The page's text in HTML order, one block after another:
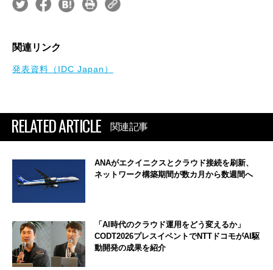
関連リンク
発表資料（IDC Japan）
RELATED ARTICLE 関連記事
ANAがエクイニクスとクラウド接続を刷新、
ネットワーク構築期間が数カ月から数週間へ
「AI時代のクラウド運用をどう変えるか」
CODT2026プレスイベントでNTTドコモがAI駆
動開発の成果を紹介